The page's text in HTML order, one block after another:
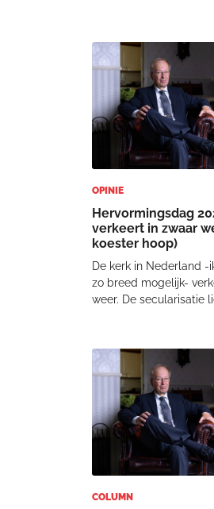
“Dan zou ik maar eens
wiedeweerga aan de
voordat
OPINIE
Hervormingsdag
verkeert in zwaar
koester hoop)
De kerk in Nederland -
zo breed mogelijk-
weer. De secularisatie
we dat kerkbreed in
mindere mate naar
gezet…? Toonaang
COLUMN